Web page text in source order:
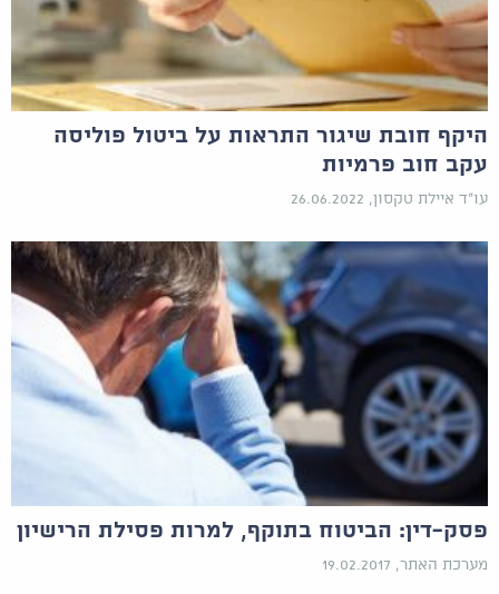
היקף חובת שיגור התראות על ביטול פוליסה
עקב חוב פרמיות
עו"ד איילת טקסון, 26.06.2022
פסק-דין: הביטוח בתוקף, למרות פסילת הרישיון
מערכת האתר, 19.02.2017